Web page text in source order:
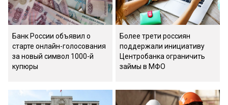
Банк России объявил о
старте онлайн-голосования
за новый символ 1000-й
купюры
Более трети россиян
поддержали инициативу
Центробанка ограничить
займы в МФО